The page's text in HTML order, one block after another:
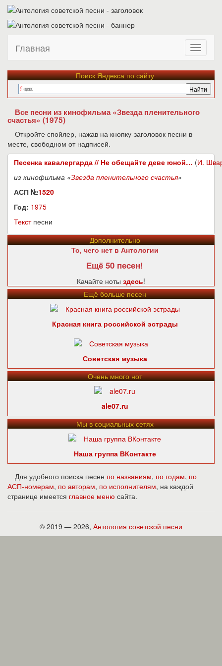
Главная
Поиск Яндекса по сайту
Все песни из кинофильма «Звезда пленительного
счастья» (1975)
Откройте спойлер, нажав на кнопку-заголовок песни в
месте, свободном от надписей.
Песенка кавалергарда // Не обещайте деве юной… (И.
из кинофильма «Звезда пленительного счастья»
АСП №1520
Год: 1975
Текстпесни
Дополнительно
То, чего нет в Антологии
Ещё 50 песен!
Качайте ноты здесь!
Ещё больше песен
Красная книга российской эстрады
Советская музыка
Очень много нот
ale07.ru
Мы в социальных сетях
Наша группа ВКонтакте
Для удобного поиска песен по названиям, по годам, по
АСП-номерам, по авторам, по исполнителям, на каждой
странице имеется главное меню сайта.
© 2019 — 2026, Антология советской песни